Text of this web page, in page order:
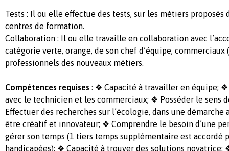
Tests : Il ou elle effectue des tests, sur les métiers proposés
centres de formation.
Collaboration : Il ou elle travaille en collaboration avec
catégorie verte, orange, de son chef d’équipe,
professionnels des nouveaux métiers.
Compétences requises : ❖ Capacité à travailler en équipe;
avec le technicien et les commerciaux; ❖ Posséder le sens
Effectuer des recherches sur l’écologie, dans une démarche
être créatif et innovateur; ❖ Comprendre le besoin d’une
gérer son temps (1 tiers temps supplémentaire est accordé
handicapées); ❖ Capacité à trouver des solutions novatrice;